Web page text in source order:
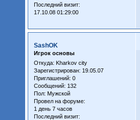
Последний визит:
17.10.08 01:29:00
SashOK
Игрок основы
Откуда: Kharkov city
Зарегистрирован: 19.05.07
Приглашений: 0
Сообщений: 132
Пол: Мужской
Провел на форуме:
1 день 7 часов
Последний визит: